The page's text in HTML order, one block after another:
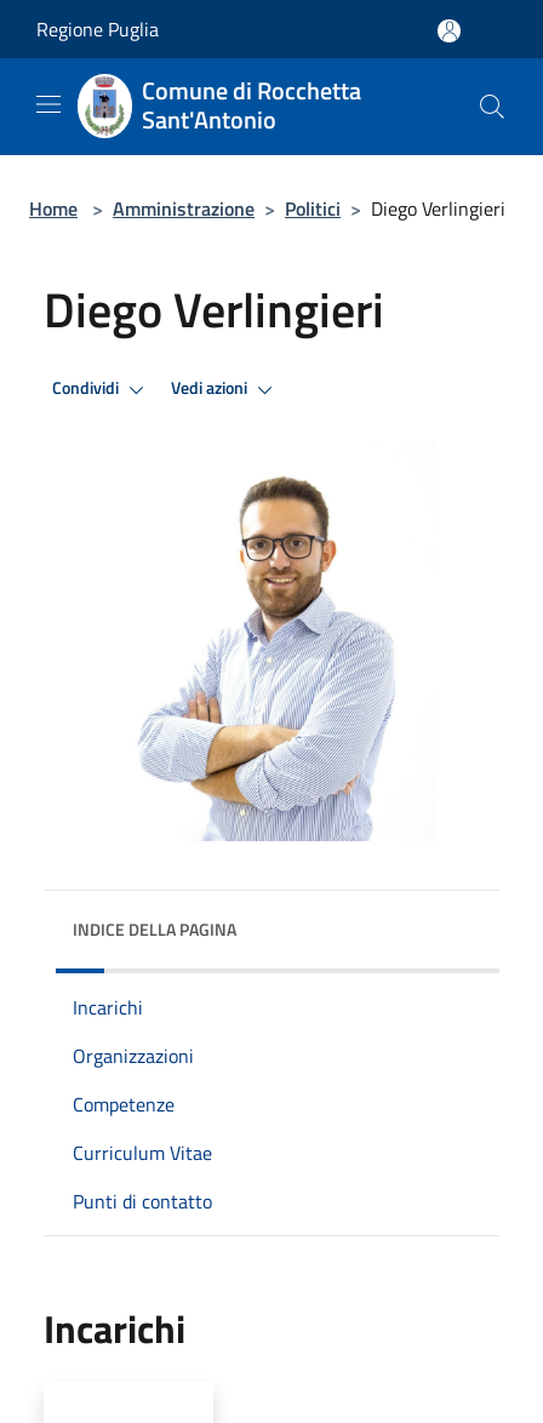
Regione Puglia
Comune di Rocchetta
Sant'Antonio
Home > Amministrazione > Politici > Diego Verlingieri
Diego Verlingieri
Condividi Vedi azioni
INDICE DELLA PAGINA
Incarichi
Organizzazioni
Competenze
Curriculum Vitae
Punti di contatto
Incarichi